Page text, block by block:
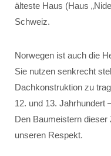
älteste Haus (Haus
Schweiz.
Norwegen ist auch die
Sie nutzen senkrecht
Dachkonstruktion zu
12. und 13. Jahrhundert
Den Baumeistern
unseren Respekt.